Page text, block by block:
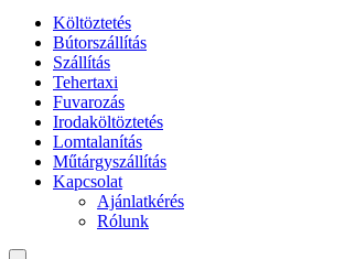
Költöztetés
Bútorszállítás
Szállítás
Tehertaxi
Fuvarozás
Irodaköltöztetés
Lomtalanítás
Műtárgyszállítás
Kapcsolat
Ajánlatkérés
Rólunk